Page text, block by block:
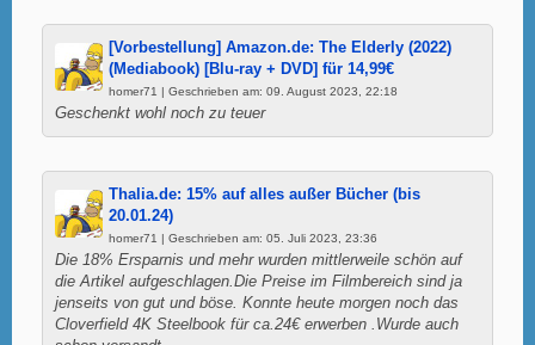
[Vorbestellung] Amazon.de: The Elderly (2022)
(Mediabook) [Blu-ray + DVD] für 14,99€
homer71 | Geschrieben am: 09. August 2023, 22:18
Geschenkt wohl noch zu teuer
Thalia.de: 15% auf alles außer Bücher (bis
20.01.24)
homer71 | Geschrieben am: 05. Juli 2023, 23:36
Die 18% Ersparnis und mehr wurden mittlerweile schön auf
die Artikel aufgeschlagen.Die Preise im Filmbereich sind ja
jenseits von gut und böse. Konnte heute morgen noch das
Cloverfield 4K Steelbook für ca.24€ erwerben .Wurde auch